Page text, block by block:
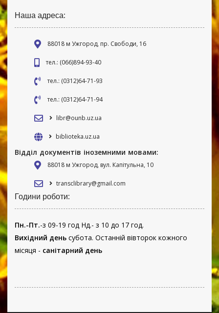
Наша адреса:
88018 м Ужгород, пр. Свободи, 16
тел.: (066)894-93-40
тел.: (0312)64-71-93
тел.: (0312)64-71-94
libr@ounb.uz.ua
biblioteka.uz.ua
Відділ документів іноземними мовами:
88018 м Ужгород, вул. Капітульна, 10
transclibrary@gmail.com
Години роботи:
Пн.-Пт.-з 09-19 год Нд.- з 10 до 17 год.
Вихідний день субота. Останній вівторок кожного
місяця - санітарний день